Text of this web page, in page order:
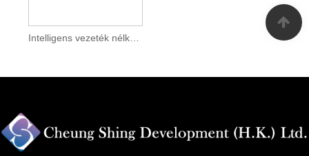
Intelligens vezeték nélküli szemüveg